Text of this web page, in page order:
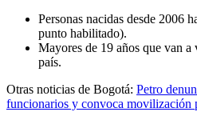
Personas nacidas desde 2006
punto habilitado).
Mayores de 19 años que van a
país.
Otras noticias de Bogotá: Petro
funcionarios y convoca movilización